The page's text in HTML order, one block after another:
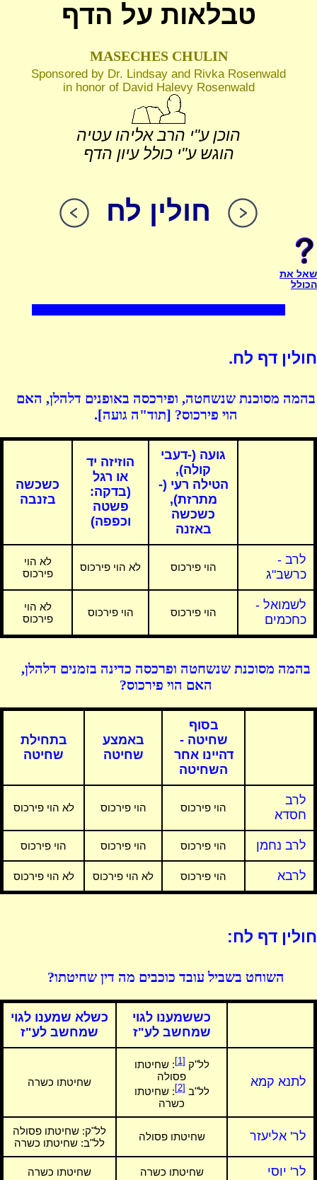
טבלאות על הדף
MASECHES CHULIN
Sponsored by Dr. Lindsay and Rivka Rosenwald
in honor of David Halevy Rosenwald
הוכן ע"י הרב אליהו עטיה
הוגש ע"י כולל עיון הדף
חולין לח
שאל את
הכולל
חולין דף לח.
בהמה מסוכנת שנשחטה, ופירכסה באופנים דלהלן, האם
הוי פירכוס? [תוד"ה גועה].
גועה (-דעבי
קולה),
הטילה רעי (-
מתרזת),
כשכשה
באזנה
הוזיזה יד
או רגל
(בדקה:
פשטה
וכפפה)
כשכשה
בזנבה
לרב -
כרשב"ג
הוי פירכוס לא הוי פירכוס
לא הוי
פירכוס
לשמואל -
כחכמים
הוי פירכוס הוי פירכוס
לא הוי
פירכוס
בהמה מסוכנת שנשחטה ופרכסה כדינה בזמנים דלהלן,
האם הוי פירכוס?
בסוף
שחיטה -
דהיינו אחר
השחיטה
באמצע
שחיטה
בתחילת
שחיטה
לרב
חסדא
הוי פירכוס הוי פירכוס לא הוי פירכוס
לרב נחמן הוי פירכוס הוי פירכוס הוי פירכוס
לרבא הוי פירכוס לא הוי פירכוס לא הוי פירכוס
חולין דף לח:
השוחט בשביל עובד כוכבים מה דין שחיטתו?
כששמענו לגוי
שמחשב לע"ז
כשלא שמענו לגוי
שמחשב לע"ז
לתנא קמא
לל"ק[1]
: שחיטתו
פסולה
לל"ב[2]
: שחיטתו
כשרה
שחיטתו כשרה
לר' אליעזר שחיטתו פסולה לל"ק: שחיטתו פסולה
לל"ב: שחיטתו כשרה
לר' יוסי שחיטתו כשרה שחיטתו כשרה